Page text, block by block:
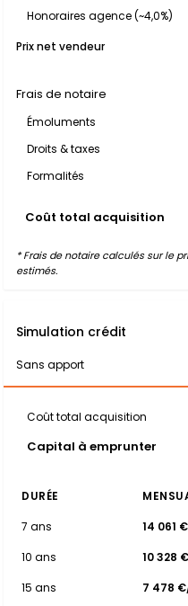
Honoraires agence (~4,0%)
Prix net vendeur
Frais de notaire
Émoluments
Droits & taxes
Formalités
Coût total acquisition
* Frais de notaire calculés sur le
estimés.
Simulation crédit
Sans apport
Coût total acquisition
Capital à emprunter
DURÉE
7 ans
14 061
10 ans
10 328
15 ans
7 478